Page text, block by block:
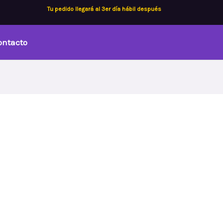
Tu pedido llegará al 3er día hábil después